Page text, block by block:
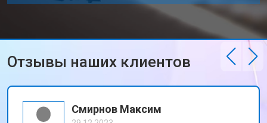
Отзывы наших клиентов
Смирнов Максим